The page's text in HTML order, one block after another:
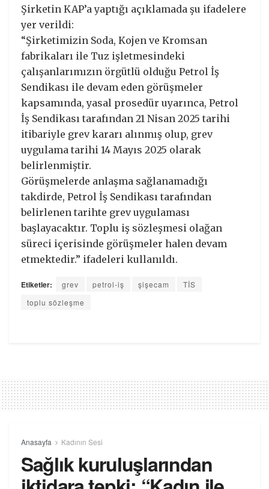
Şirketin KAP’a yaptığı açıklamada şu ifadelere
yer verildi:
“Şirketimizin Soda, Kojen ve Kromsan
fabrikaları ile Tuz işletmesindeki
çalışanlarımızın örgütlü olduğu Petrol İş
Sendikası ile devam eden görüşmeler
kapsamında, yasal prosedür uyarınca, Petrol
İş Sendikası tarafından 21 Nisan 2025 tarihi
itibariyle grev kararı alınmış olup, grev
uygulama tarihi 14 Mayıs 2025 olarak
belirlenmiştir.
Görüşmelerde anlaşma sağlanamadığı
takdirde, Petrol İş Sendikası tarafından
belirlenen tarihte grev uygulaması
başlayacaktır. Toplu iş sözleşmesi olağan
süreci içerisinde görüşmeler halen devam
etmektedir.” ifadeleri kullanıldı.
Etiketler: grev petrol-iş şişecam
TİS
toplu sözleşme
Anasayfa Kadının Sesi
Sağlık kuruluşlarından